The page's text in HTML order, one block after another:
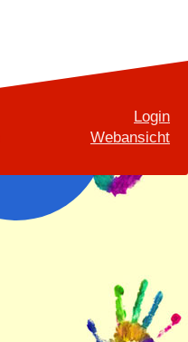
Login
Webansicht